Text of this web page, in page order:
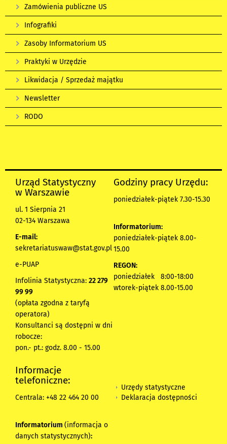
Zamówienia publiczne US
Infografiki
Zasoby Informatorium US
Praktyki w Urzędzie
Likwidacja / Sprzedaż majątku
Newsletter
RODO
Urząd Statystyczny
w Warszawie
ul. 1 Sierpnia 21
02-134 Warszawa
E-mail:
sekretariatuswaw@stat.gov.pl
e-PUAP
Infolinia Statystyczna: 22 279
99 99
(opłata zgodna z taryfą
operatora)
Konsultanci są dostępni w dni
robocze:
pon.- pt.: godz. 8.00 - 15.00
Godziny pracy Urzędu:
poniedziałek-piątek 7.30-15.30
Informatorium:
poniedziałek-piątek 8.00-
15.00
REGON:
poniedziałek 8:00-18:00
wtorek-piątek 8.00-15.00
Informacje
telefoniczne:
Centrala: +48 22 464 20 00
Informatorium (informacja o
danych statystycznych):
Urzędy statystyczne
Deklaracja dostępności